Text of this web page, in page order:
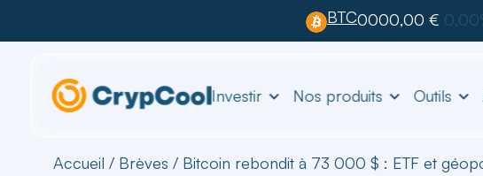
BTC0000,00 €
Investir Nos produits Outils
Accueil / Brèves / Bitcoin rebondit à 73 000 $ : ETF et